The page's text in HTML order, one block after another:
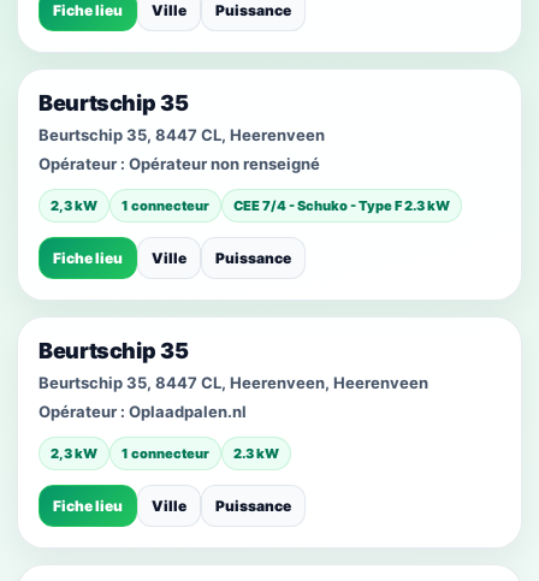
Fiche lieu Ville Puissance
Beurtschip 35
Beurtschip 35, 8447 CL, Heerenveen
Opérateur : Opérateur non renseigné
2,3 kW 1 connecteur CEE 7/4 - Schuko - Type F 2.3 kW
Fiche lieu Ville Puissance
Beurtschip 35
Beurtschip 35, 8447 CL, Heerenveen, Heerenveen
Opérateur : Oplaadpalen.nl
2,3 kW 1 connecteur 2.3 kW
Fiche lieu Ville Puissance